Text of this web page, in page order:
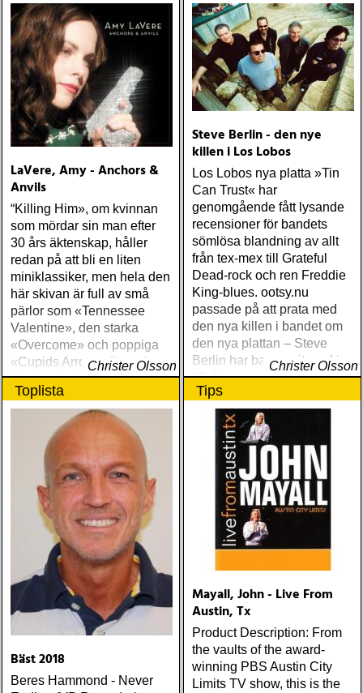
LaVere, Amy - Anchors &
Anvils
“Killing Him», om kvinnan
som mördar sin man efter
30 års äktenskap, håller
redan på att bli en liten
miniklassiker, men hela den
här skivan är full av små
pärlor som «Tennessee
Valentine», den starka
«Overcome» och poppiga
«Cupids Arrow», för att inte
tala om Dylan-lika «Time Is
A Train» och den ömsinta
tolkningen av Dylans «I´ll
Remember You”
Christer Olsson
Steve Berlin - den nye
killen i Los Lobos
Los Lobos nya platta »Tin
Can Trust« har
genomgående fått lysande
recensioner för bandets
sömlösa blandning av allt
från tex-mex till Grateful
Dead-rock och ren Freddie
King-blues. ootsy.nu
passade på att prata med
den nya killen i bandet om
den nya plattan – Steve
Berlin har bara varit med i
25 år…
Christer Olsson
Toplista
Bäst 2018
Beres Hammond - Never
Tips
Mayall, John - Live From
Austin, Tx
Product Description: From
the vaults of the award-
winning PBS Austin City
Limits TV show, this is the